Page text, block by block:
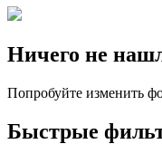
Ничего не
Попробуйте изменить
Быстрые